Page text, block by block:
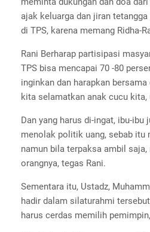
ajak keluarga dan jiran
di TPS, karena memang Ridha-
Rani Berharap partisipasi
TPS bisa mencapai 70 -80
inginkan dan harapkan
kita selamatkan anak cucu kita,
Dan yang harus di-ingat, ibu-ibu
menolak politik uang, sebab itu
namun bila terpaksa ambil
orangnya, tegas Rani.
Sementara itu, Ustadz,
hadir dalam silaturahmi
harus cerdas memilih